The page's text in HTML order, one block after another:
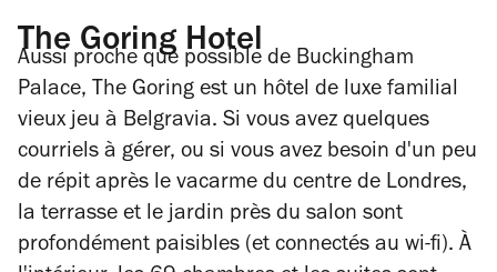
The Goring Hotel
Aussi proche que possible de Buckingham
Palace, The Goring est un hôtel de luxe familial
vieux jeu à Belgravia. Si vous avez quelques
courriels à gérer, ou si vous avez besoin d'un peu
de répit après le vacarme du centre de Londres,
la terrasse et le jardin près du salon sont
profondément paisibles (et connectés au wi-fi). À